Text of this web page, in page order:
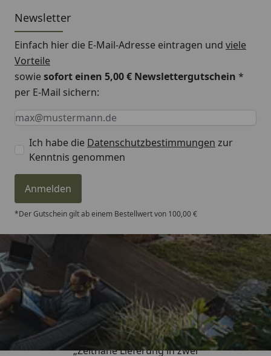
Newsletter
Einfach hier die E-Mail-Adresse eintragen und viele
Vorteile
sowiesofort einen 5,00 € Newslettergutschein *
per E-Mail sichern:
Keine Eingabe erforderlich
Eingabe erforderlich
E-Mail *
Ich habe die Datenschutzbestimmungen zur
Kenntnis genommen
Anmelden
*Der Gutschein gilt ab einem Bestellwert von 100,00 €
Trusted Shops
4,81/ 5
„Zeitnahe Lieferung in zwei